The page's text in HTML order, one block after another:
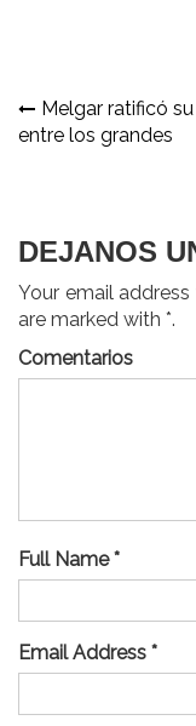
de
Melgar ratificó
entre los grandes
DEJANOS
Your email
are marked with *.
Comentarios
Full Name *
Email Address *